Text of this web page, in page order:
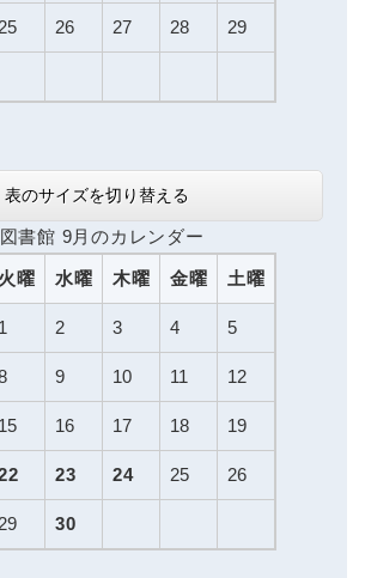
25 26 27 28 29
表のサイズを切り替える
書館 9月のカレンダー
火曜 水曜 木曜 金曜 土曜
1 2 3 4 5
9 10 11 12
15 16 17 18 19
23 24 25 26
29 30